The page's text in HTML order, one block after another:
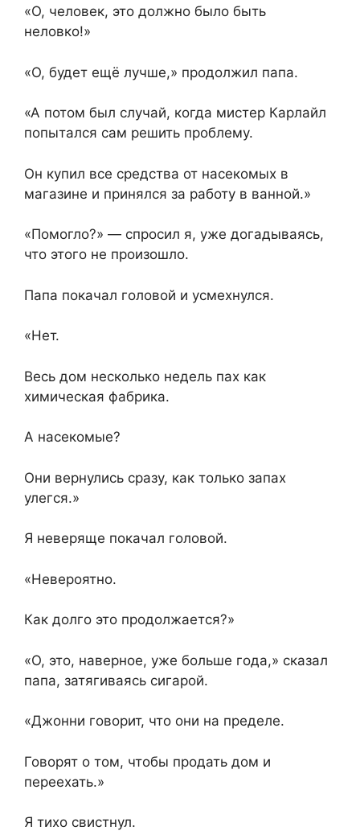
«О, человек, это должно было быть
неловко!»
«О, будет ещё лучше,» продолжил папа.
«А потом был случай, когда мистер Карлайл
попытался сам решить проблему.
Он купил все средства от насекомых в
магазине и принялся за работу в ванной.»
«Помогло?» — спросил я, уже догадываясь,
что этого не произошло.
Папа покачал головой и усмехнулся.
«Нет.
Весь дом несколько недель пах как
химическая фабрика.
А насекомые?
Они вернулись сразу, как только запах
улегся.»
Я неверяще покачал головой.
«Невероятно.
Как долго это продолжается?»
«О, это, наверное, уже больше года,» сказал
папа, затягиваясь сигарой.
«Джонни говорит, что они на пределе.
Говорят о том, чтобы продать дом и
переехать.»
Я тихо свистнул.